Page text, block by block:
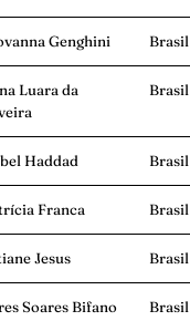
Genghini Brasil
Luara da
Brasil
Haddad Brasil
Franca Brasil
Jesus Brasil
Soares Bifano Brasil